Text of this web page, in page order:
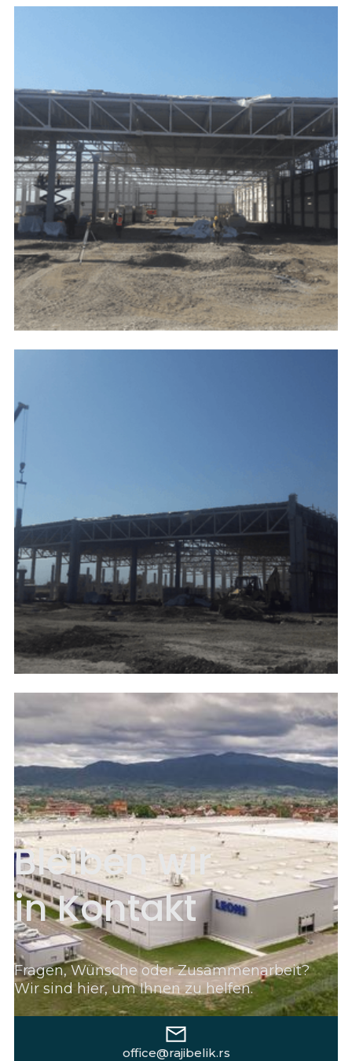
Bleibenwir
inKontakt
Fragen, Wünsche oder Zusammenarbeit?
Wir sind hier, um Ihnen zu helfen.
office@rajibelik.rs